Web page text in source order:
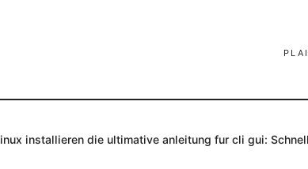
installieren die ultimative anleitung fur cli gui: